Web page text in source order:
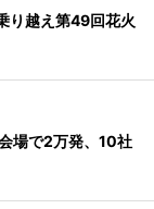
り越え第49回花火
場で2万発、10社